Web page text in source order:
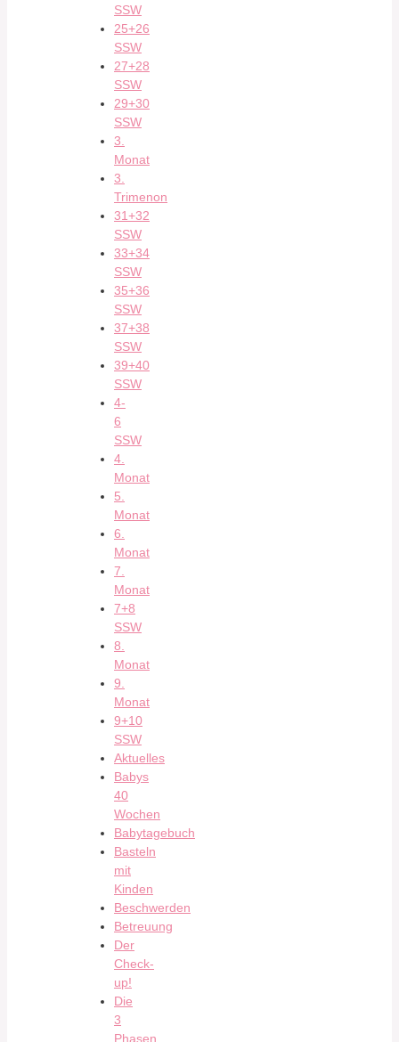
SSW
25+26
SSW
27+28
SSW
29+30
SSW
3.
Monat
3.
Trimenon
31+32
SSW
33+34
SSW
35+36
SSW
37+38
SSW
39+40
SSW
4-
6
SSW
4.
Monat
5.
Monat
6.
Monat
7.
Monat
7+8
SSW
8.
Monat
9.
Monat
9+10
SSW
Aktuelles
Babys
40
Wochen
Babytagebuch
Basteln
mit
Kinden
Beschwerden
Betreuung
Der
Check-
up!
Die
3
Phasen